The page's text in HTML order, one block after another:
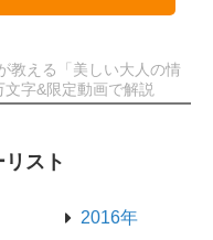
教える「美しい大人の情
字&限定動画で解説
スト
2016年